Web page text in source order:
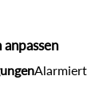
Alarmiert